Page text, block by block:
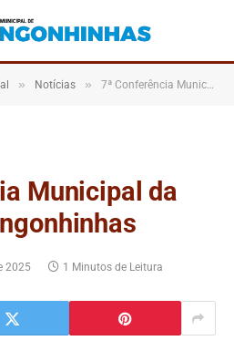
» Notícias » 7ª Conferência Municipal da Cidade de Congonhinhas
Municipal da
2025 1 Minutos de Leitura